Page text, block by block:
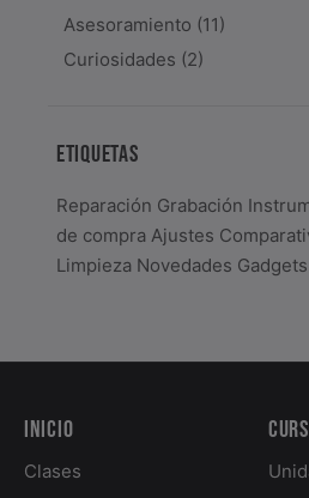
Asesoramiento (11)
Curiosidades (2)
ETIQUETAS
Reparación Grabación
de compra Ajustes
Limpieza Novedades Gadgets
Inicio
Clases